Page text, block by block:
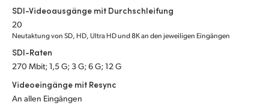
Portugal
Singapore
South Africa
Spain
SDI-Videoausgänge mit Durchschleifung
20
Neutaktung von SD, HD, Ultra HD und 8K an den jeweiligen Eingängen
SDI-Raten
270 Mbit; 1,5 G; 3 G; 6 G; 12 G
Videoeingänge mit Resync
An allen Eingängen